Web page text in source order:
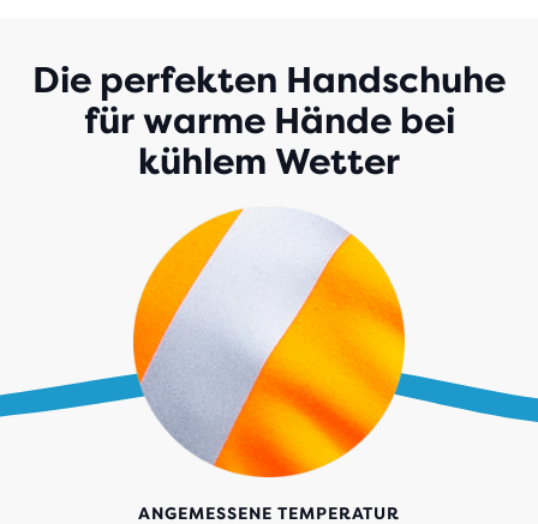
Die perfekten Handschuhe
für warme Hände bei
kühlem Wetter
ANGEMESSENE TEMPERATUR